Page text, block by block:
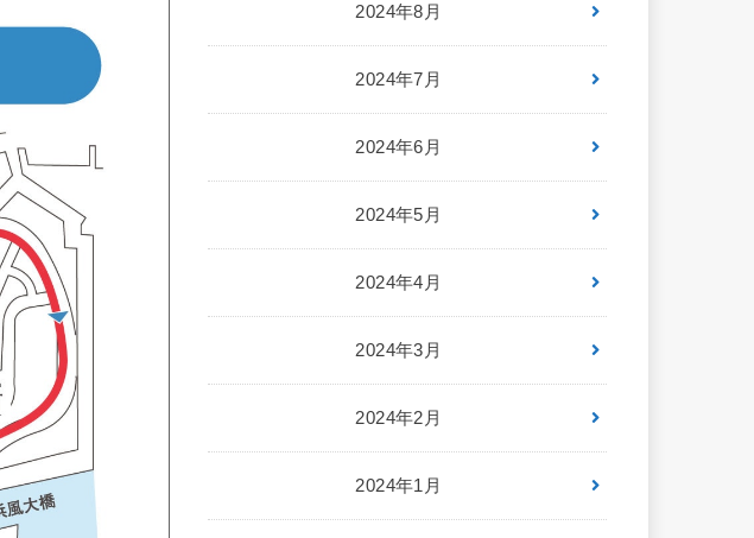
2024年8月
2024年7月
2024年6月
2024年5月
2024年4月
2024年3月
2024年2月
2024年1月